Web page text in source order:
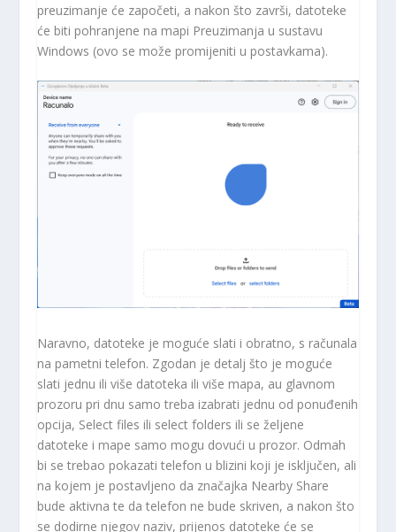
preuzimanje će započeti, a nakon što završi, datoteke
će biti pohranjene na mapi Preuzimanja u sustavu
Windows (ovo se može promijeniti u postavkama).
Naravno, datoteke je moguće slati i obratno, s računala
na pametni telefon. Zgodan je detalj što je moguće
slati jednu ili više datoteka ili više mapa, au glavnom
prozoru pri dnu samo treba izabrati jednu od ponuđenih
opcija, Select files ili select folders ili se željene
datoteke i mape samo mogu dovući u prozor. Odmah
bi se trebao pokazati telefon u blizini koji je isključen, ali
na kojem je postavljeno da značajka Nearby Share
bude aktivna te da telefon ne bude skriven, a nakon što
se dodirne njegov naziv, prijenos datoteke će se